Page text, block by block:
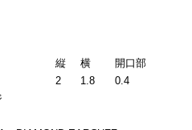
縦 横
開口部
2 1.8
0.4